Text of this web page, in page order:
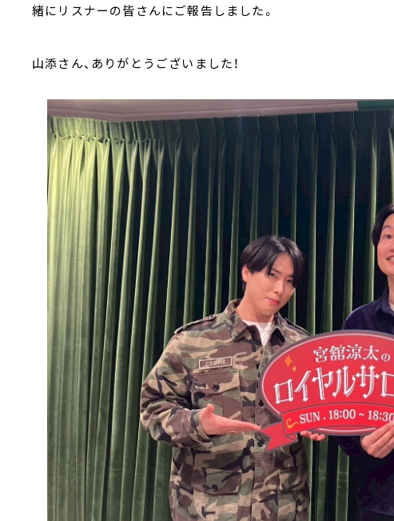
緒にリスナーの皆さんにご報告しました。
山添さん、ありがとうございました！